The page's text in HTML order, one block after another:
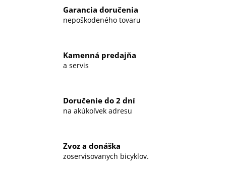
Garancia doručenia
nepoškodeného tovaru
Kamenná predajňa
a servis
Doručenie do 2 dní
na akúkoľvek adresu
Zvoz a donáška
zoservisovanych bicyklov.